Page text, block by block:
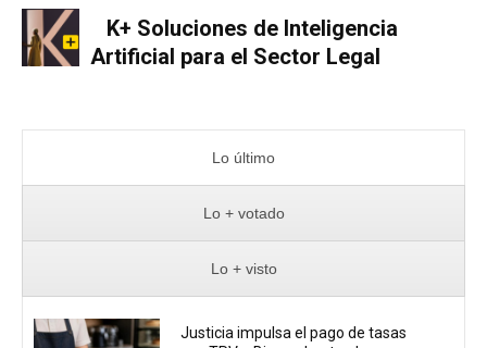
K+ Soluciones de Inteligencia
Artificial para el Sector Legal
Lo último
Lo + votado
Lo + visto
Justicia impulsa el pago de tasas